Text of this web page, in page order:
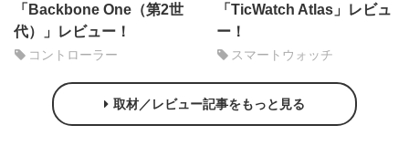
「Backbone One（第2世
代）」レビュー！
コントローラー
「TicWatch Atlas」レビュ
ー！
スマートウォッチ
取材／レビュー記事をもっと見る